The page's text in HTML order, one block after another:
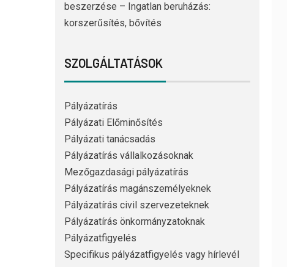
beszerzése – Ingatlan beruházás:
korszerűsítés, bővítés
SZOLGÁLTATÁSOK
Pályázatírás
Pályázati Előminősítés
Pályázati tanácsadás
Pályázatírás vállalkozásoknak
Mezőgazdasági pályázatírás
Pályázatírás magánszemélyeknek
Pályázatírás civil szervezeteknek
Pályázatírás önkormányzatoknak
Pályázatfigyelés
Specifikus pályázatfigyelés vagy hírlevél